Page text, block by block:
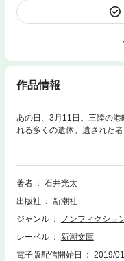
作品情報
あの日、3月11日。三陸の
れる多くの遺体。遺された
が子が眼前で津波にのまれ
引きずり込まれそうになり
で現実を直視し、死者の尊
渾身のルポルタージュ。
著者
石井光太
出版社
新潮社
ジャンル
ノンフィクショ
レーベル
新潮文庫
電子版配信開始日
2019/